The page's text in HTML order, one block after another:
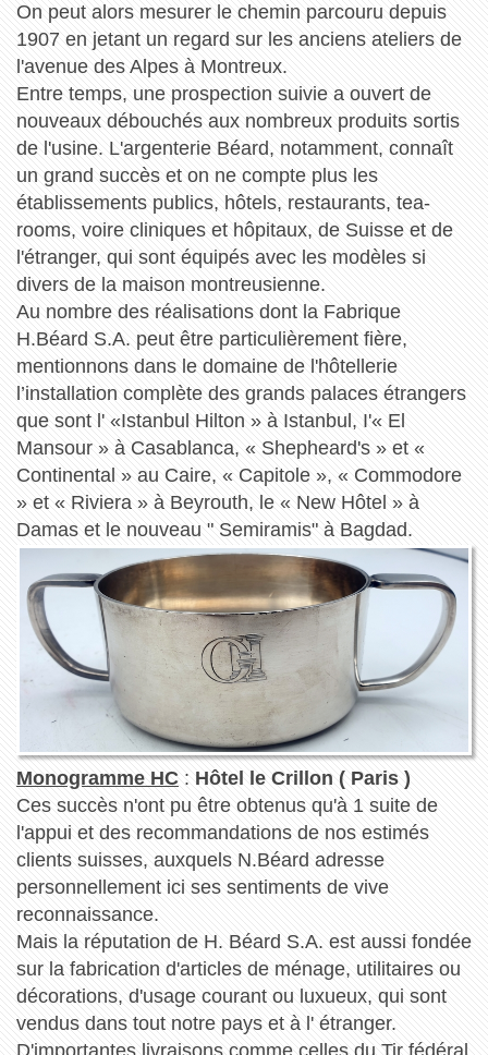
On peut alors mesurer le chemin parcouru depuis
1907 en jetant un regard sur les anciens ateliers de
l'avenue des Alpes à Montreux.
Entre temps, une prospection suivie a ouvert de
nouveaux débouchés aux nombreux produits sortis
de l'usine. L'argenterie Béard, notamment, connaît
un grand succès et on ne compte plus les
établissements publics, hôtels, restaurants, tea-
rooms, voire cliniques et hôpitaux, de Suisse et de
l'étranger, qui sont équipés avec les modèles si
divers de la maison montreusienne.
Au nombre des réalisations dont la Fabrique
H.Béard S.A. peut être particulièrement fière,
mentionnons dans le domaine de l'hôtellerie
l’installation complète des grands palaces étrangers
que sont l' «Istanbul Hilton » à Istanbul, I'« El
Mansour » à Casablanca, « Shepheard's » et «
Continental » au Caire, « Capitole », « Commodore
» et « Riviera » à Beyrouth, le « New Hôtel » à
Damas et le nouveau " Semiramis" à Bagdad.
Monogramme HC: Hôtel le Crillon ( Paris )
Ces succès n'ont pu être obtenus qu'à 1 suite de
l'appui et des recommandations de nos estimés
clients suisses, auxquels N.Béard adresse
personnellement ici ses sentiments de vive
reconnaissance.
Mais la réputation de H. Béard S.A. est aussi fondée
sur la fabrication d'articles de ménage, utilitaires ou
décorations, d'usage courant ou luxueux, qui sont
vendus dans tout notre pays et à l' étranger.
D'importantes livraisons comme celles du Tir fédéral